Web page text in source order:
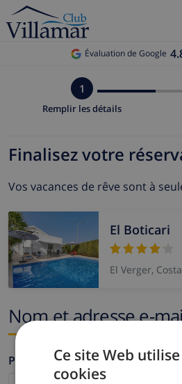
Évaluation de Google
1
Remplir les détails
Finalisez votre
Vos vacances de rêve sont à
El Boticari
El Verger,
Nom et adresse e-
Prénom *Ce site Web
cookies